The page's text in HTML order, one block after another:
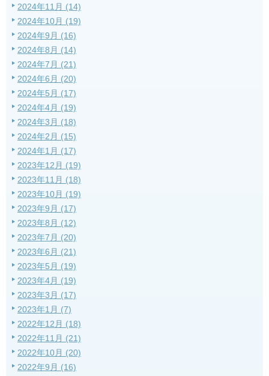
2024年11月 (14)
2024年10月 (19)
2024年9月 (16)
2024年8月 (14)
2024年7月 (21)
2024年6月 (20)
2024年5月 (17)
2024年4月 (19)
2024年3月 (18)
2024年2月 (15)
2024年1月 (17)
2023年12月 (19)
2023年11月 (18)
2023年10月 (19)
2023年9月 (17)
2023年8月 (12)
2023年7月 (20)
2023年6月 (21)
2023年5月 (19)
2023年4月 (19)
2023年3月 (17)
2023年1月 (7)
2022年12月 (18)
2022年11月 (21)
2022年10月 (20)
2022年9月 (16)